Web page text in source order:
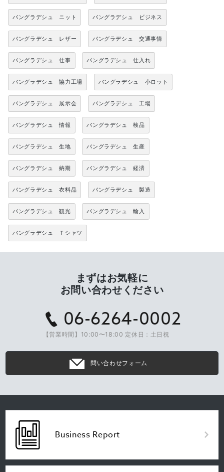
バングラデシュ ニット バングラデシュ ビジネス
バングラデシュ レザー バングラデシュ 交通事情
バングラデシュ 仕事 バングラデシュ 仕入れ
バングラデシュ 協力工場 バングラデシュ 小ロット
バングラデシュ 展示会 バングラデシュ 工場
バングラデシュ 情報 バングラデシュ 検品
バングラデシュ 生地 バングラデシュ 生産
バングラデシュ 納期 バングラデシュ 経済
バングラデシュ 衣料品 バングラデシュ 製造
バングラデシュ 観光 バングラデシュ 輸入
バングラデシュ Ｔシャツ
まずはお気軽に
お問い合わせください
06-6264-0002
【営業時間】10:00〜18:00 定休日：土日祝
問い合わせフォーム
Business Report